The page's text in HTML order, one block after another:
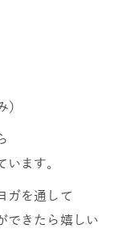
ます。
ガを通して
できたら嬉しい